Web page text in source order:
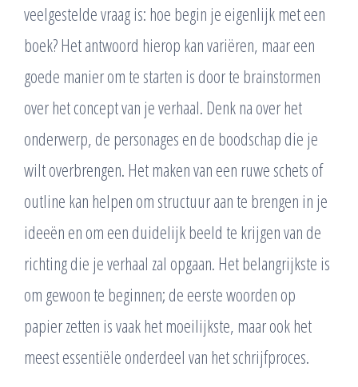
veelgestelde vraag is: hoe begin je eigenlijk met een
boek? Het antwoord hierop kan variëren, maar een
goede manier om te starten is door te brainstormen
over het concept van je verhaal. Denk na over het
onderwerp, de personages en de boodschap die je
wilt overbrengen. Het maken van een ruwe schets of
outline kan helpen om structuur aan te brengen in je
ideeën en om een duidelijk beeld te krijgen van de
richting die je verhaal zal opgaan. Het belangrijkste is
om gewoon te beginnen; de eerste woorden op
papier zetten is vaak het moeilijkste, maar ook het
meest essentiële onderdeel van het schrijfproces.